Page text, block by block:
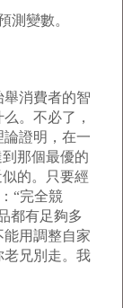
測變數。
消費者的智
。不必了，
證明，在一
那個最優的
的。只要經
“完全競
都有足夠多
用調整自家
老兄別走。我